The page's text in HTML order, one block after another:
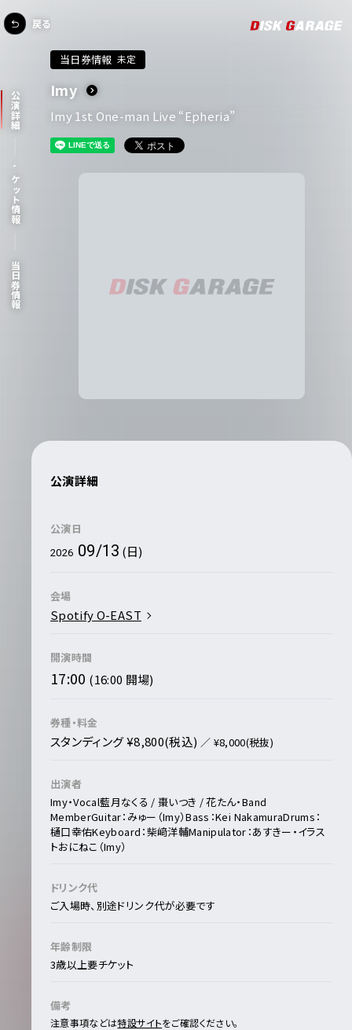
公演詳細
チケット情報
当日券情報
当日券情報 未定
Imy
Imy 1st One-man Live “Epheria”
公演詳細
公演日
2026 09/13 (日)
会場
Spotify O-EAST
開演時間
17:00 (16:00 開場)
券種・料金
スタンディング ¥8,800(税込) ／ ¥8,000(税抜)
出演者
Imy・Vocal藍月なくる / 棗いつき / 花たん・Band
MemberGuitar：みゅー（Imy）Bass：Kei NakamuraDrums：
樋口幸佑Keyboard：柴﨑洋輔Manipulator：あすきー ・イラス
トおにねこ（Imy）
ドリンク代
ご入場時、別途ドリンク代が必要です
年齢制限
3歳以上要チケット
備考
注意事項などは特設サイトをご確認ください。
戻る